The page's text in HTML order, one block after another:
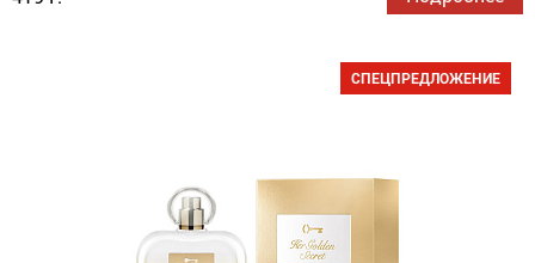
СПЕЦПРЕДЛОЖЕНИЕ